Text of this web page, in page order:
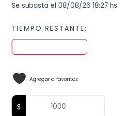
Se subasta el 08/08/26 18:27 hs
TIEMPO RESTANTE:
Agregar a favoritos